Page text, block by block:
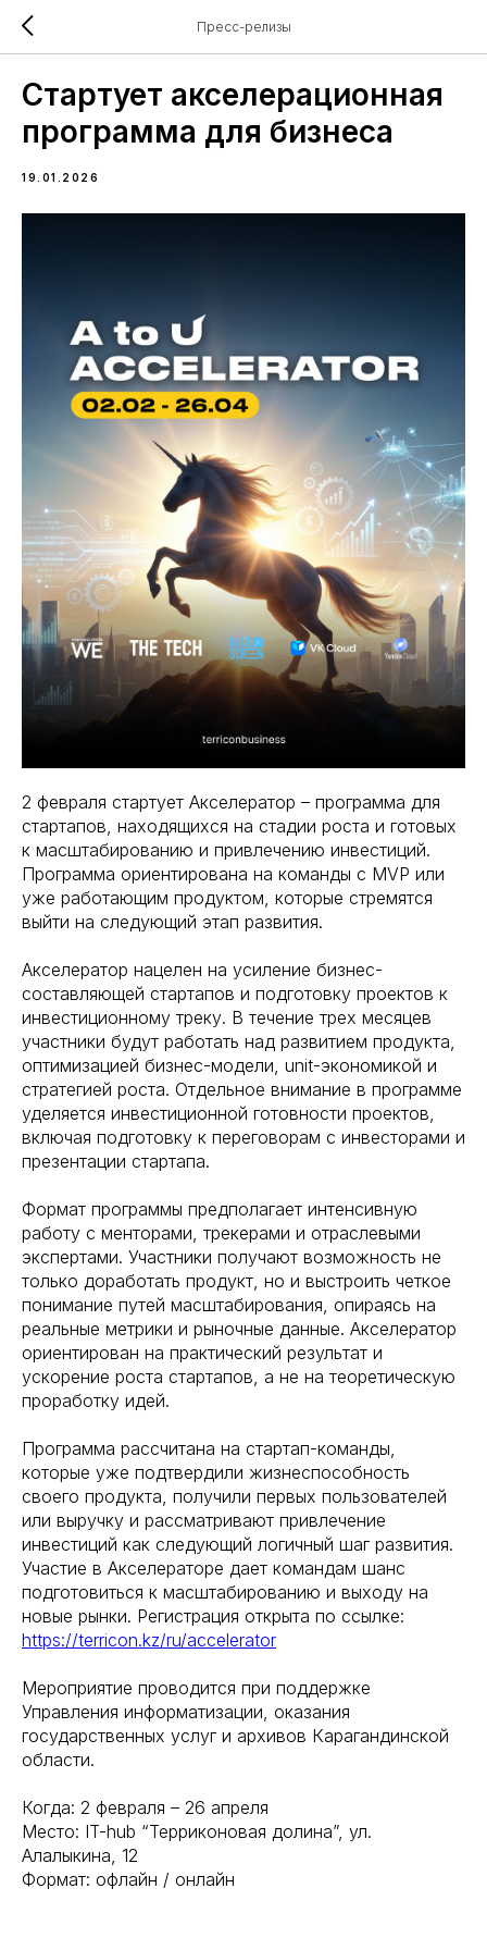
Пресс-релизы
Стартует акселерационная
программа для бизнеса
19.01.2026
2 февраля стартует Акселератор – программа для
стартапов, находящихся на стадии роста и готовых
к масштабированию и привлечению инвестиций.
Программа ориентирована на команды с MVP или
уже работающим продуктом, которые стремятся
выйти на следующий этап развития.
Акселератор нацелен на усиление бизнес-
составляющей стартапов и подготовку проектов к
инвестиционному треку. В течение трех месяцев
участники будут работать над развитием продукта,
оптимизацией бизнес-модели, unit-экономикой и
стратегией роста. Отдельное внимание в программе
уделяется инвестиционной готовности проектов,
включая подготовку к переговорам с инвесторами и
презентации стартапа.
Формат программы предполагает интенсивную
работу с менторами, трекерами и отраслевыми
экспертами. Участники получают возможность не
только доработать продукт, но и выстроить четкое
понимание путей масштабирования, опираясь на
реальные метрики и рыночные данные. Акселератор
ориентирован на практический результат и
ускорение роста стартапов, а не на теоретическую
проработку идей.
Программа рассчитана на стартап-команды,
которые уже подтвердили жизнеспособность
своего продукта, получили первых пользователей
или выручку и рассматривают привлечение
инвестиций как следующий логичный шаг развития.
Участие в Акселераторе дает командам шанс
подготовиться к масштабированию и выходу на
новые рынки. Регистрация открыта по ссылке:
https://terricon.kz/ru/accelerator
Мероприятие проводится при поддержке
Управления информатизации, оказания
государственных услуг и архивов Карагандинской
области.
Когда: 2 февраля – 26 апреля
Место: IT-hub “Терриконовая долина”, ул.
Алалыкина, 12
Формат: офлайн / онлайн